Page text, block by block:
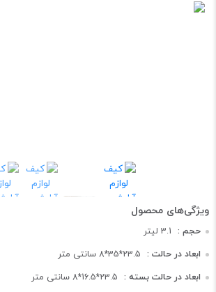
حجم : 3.1 لیتر
ابعاد در حالت : 23.5*35*8 سانتی متر
ابعاد در حالت بسته : 23.5*16.5*8 سانتی متر